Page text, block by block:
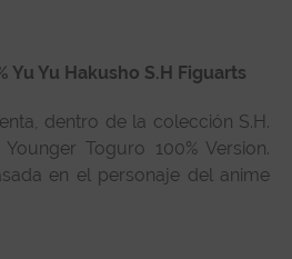
Yu Yu Hakusho S.H Figuarts
dentro de la colección S.H.
Toguro 100% Version.
en el personaje del anime